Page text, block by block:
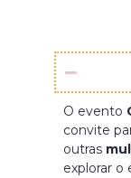
O evento
convite
outras
explorar o